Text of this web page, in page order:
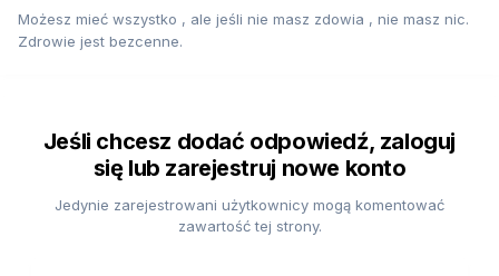
Możesz mieć wszystko , ale jeśli nie masz zdowia , nie masz nic.
Zdrowie jest bezcenne.
Jeśli chcesz dodać odpowiedź, zaloguj
się lub zarejestruj nowe konto
Jedynie zarejestrowani użytkownicy mogą komentować
zawartość tej strony.